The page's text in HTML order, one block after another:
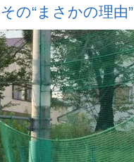
の“まさかの理由”